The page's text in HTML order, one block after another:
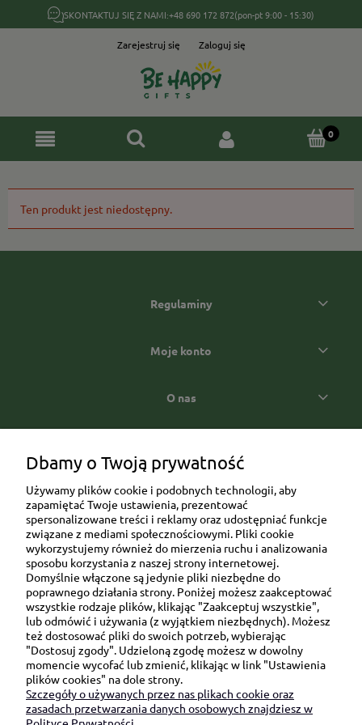
SKONTAKTUJ SIĘ Z NAMI:+48 690 172 872(pon-pt 9:00 - 15:30)
Zarejestruj się Zaloguj się
Ten produkt jest niedostępny.
Regulaminy
Moje konto
O nas
Ul. Brukowa 6/8 lok. 57/58
91-341 Łódź
NIP: 6751510615
SKONTAKTUJ SIĘ Z NAMI:
sklep@be-happygifts.com
+48 690 172 872
Dbamy o Twoją prywatność
Używamy plików cookie i podobnych technologii, aby
zapamiętać Twoje ustawienia, prezentować
spersonalizowane treści i reklamy oraz udostępniać funkcje
związane z mediami społecznościowymi. Pliki cookie
wykorzystujemy również do mierzenia ruchu i analizowania
sposobu korzystania z naszej strony internetowej.
Domyślnie włączone są jedynie pliki niezbędne do
poprawnego działania strony. Poniżej możesz zaakceptować
wszystkie rodzaje plików, klikając "Zaakceptuj wszystkie",
lub odmówić i używania (z wyjątkiem niezbędnych). Możesz
też dostosować pliki do swoich potrzeb, wybierając
"Dostosuj zgody". Udzieloną zgodę możesz w dowolny
momencie wycofać lub zmienić, klikając w link "Ustawienia
plików cookies" na dole strony.
Szczegóły o używanych przez nas plikach cookie oraz
zasadach przetwarzania danych osobowych znajdziesz w